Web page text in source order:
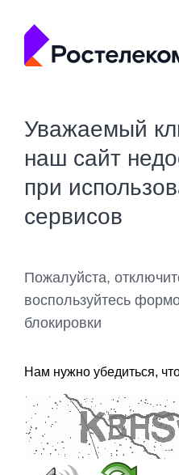
Уважаемый
наш сайт
при
сервисов
Пожалуйста,
воспользуйтесь
блокировки
Нам нужно убедиться,